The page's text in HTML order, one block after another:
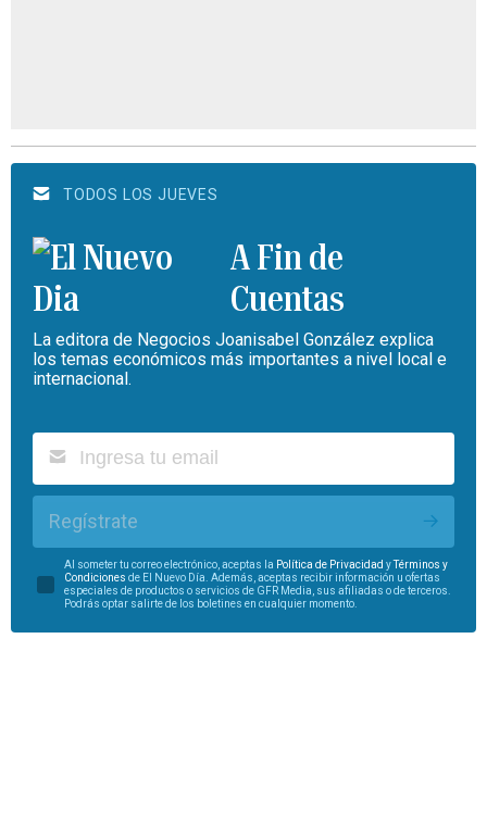
TODOS LOS JUEVES
A Fin de
Cuentas
La editora de Negocios Joanisabel González explica
los temas económicos más importantes a nivel local e
internacional.
Regístrate
Al someter tu correo electrónico, aceptas la Política de Privacidad yTérminos y
Condiciones de El Nuevo Día. Además, aceptas recibir información u ofertas
especiales de productos o servicios de GFR Media, sus afiliadas o de terceros.
Podrás optar salirte de los boletines en cualquier momento.